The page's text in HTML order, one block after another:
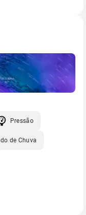
Pressão
de Chuva